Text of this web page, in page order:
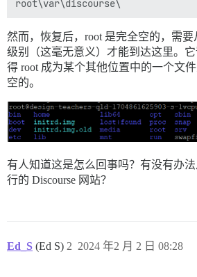
然而，恢复后，root 是完全空的，需要
级别（这毫无意义）才能到达这里。
得 root 成为某个其他位置中的一个文
空的。
有人知道这是怎么回事吗？有没有办
行的 Discourse 网站？
Ed_S (Ed S) 2024 年2 月 2 日 08:28
2